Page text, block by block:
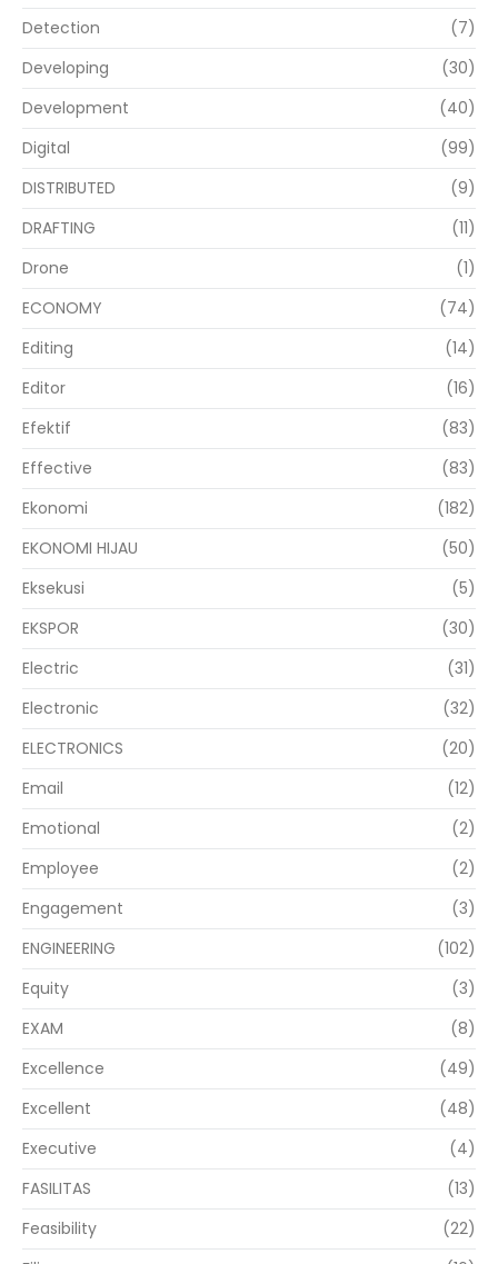
Detection
(7)
Developing
(30)
Development
(40)
Digital
(99)
DISTRIBUTED
(9)
DRAFTING
(11)
Drone
(1)
ECONOMY
(74)
Editing
(14)
Editor
(16)
Efektif
(83)
Effective
(83)
Ekonomi
(182)
EKONOMI HIJAU
(50)
Eksekusi
(5)
EKSPOR
(30)
Electric
(31)
Electronic
(32)
ELECTRONICS
(20)
Email
(12)
Emotional
(2)
Employee
(2)
Engagement
(3)
ENGINEERING
(102)
Equity
(3)
EXAM
(8)
Excellence
(49)
Excellent
(48)
Executive
(4)
FASILITAS
(13)
Feasibility
(22)